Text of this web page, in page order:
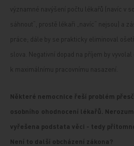
významné navýšení počtu lékařů (navíc v
sáhnout“, prostě lékaři „navíc“ nejsou) a
práce; dále by se prakticky eliminoval
slova. Negativní dopad na příjem by
k maximálnímu pracovnímu nasazení.
Některé nemocnice řeší problém
osobního ohodnocení lékařů.
vyřešena podstata věci - tedy
Není to další obcházení zákona?